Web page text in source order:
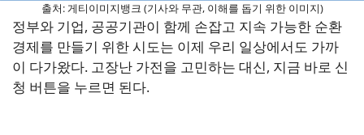
출처: 게티이미지뱅크 (기사와 무관, 이해를 돕기 위한 이미지)
정부와 기업, 공공기관이 함께 손잡고 지속 가능한 순환
경제를 만들기 위한 시도는 이제 우리 일상에서도 가까
이 다가왔다. 고장난 가전을 고민하는 대신, 지금 바로 신
청 버튼을 누르면 된다.